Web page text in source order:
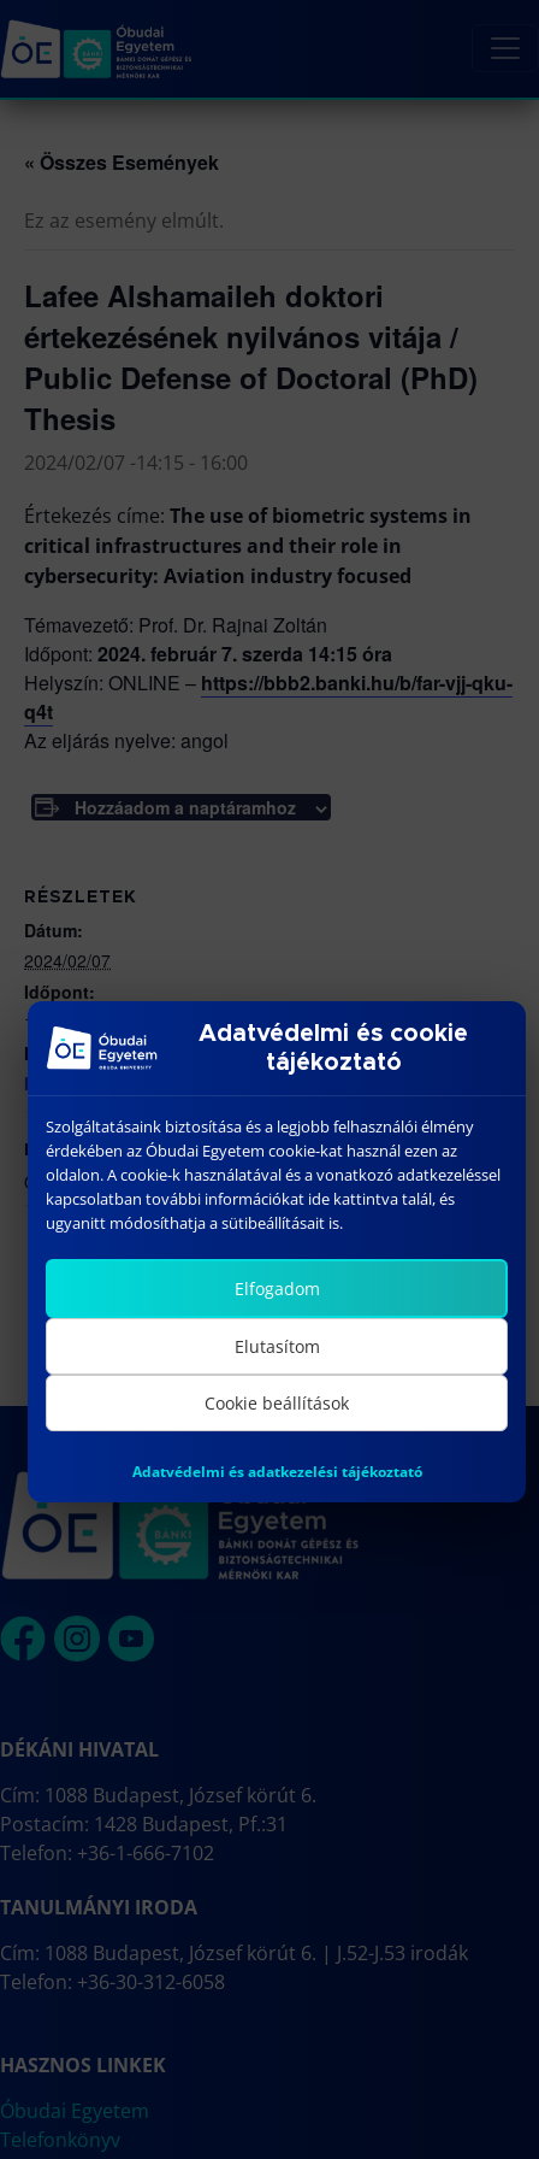
« Összes Események
Ez az esemény elmúlt.
Lafee Alshamaileh doktori
értekezésének nyilvános vitája /
Public Defense of Doctoral (PhD)
Thesis
2024/02/07 -14:15 - 16:00
Értekezés címe: The use of biometric systems in
critical infrastructures and their role in
cybersecurity: Aviation industry focused
Témavezető: Prof. Dr. Rajnai Zoltán
Időpont: 2024. február 7. szerda 14:15 óra
Helyszín: ONLINE – https://bbb2.banki.hu/b/far-vjj-qku-
q4t
Az eljárás nyelve: angol
Hozzáadom a naptáramhoz
RÉSZLETEK
Dátum:
2024/02/07
Időpont:
14:15 - 16:00
Honlap:
https://bdi.uni-obuda.hu/doktori-cselekmenyek/
HELYSZÍN
ÓE BGK – 1081 Budapest, Népszínház utca 8.
DÉKÁNI HIVATAL
Cím: 1088 Budapest, József körút 6.
Postacím: 1428 Budapest, Pf.:31
Telefon: +36-1-666-7102
TANULMÁNYI IRODA
Cím: 1088 Budapest, József körút 6. | J.52-J.53 irodák
Telefon: +36-30-312-6058
HASZNOS LINKEK
Óbudai Egyetem
Telefonkönyv
Adatvédelmi és cookie
tájékoztató
Szolgáltatásaink biztosítása és a legjobb felhasználói élmény
érdekében az Óbudai Egyetem cookie-kat használ ezen az
oldalon. A cookie-k használatával és a vonatkozó adatkezeléssel
kapcsolatban további információkat ide kattintva talál, és
ugyanitt módosíthatja a sütibeállításait is.
Elfogadom
Elutasítom
Cookie beállítások
Adatvédelmi és adatkezelési tájékoztató